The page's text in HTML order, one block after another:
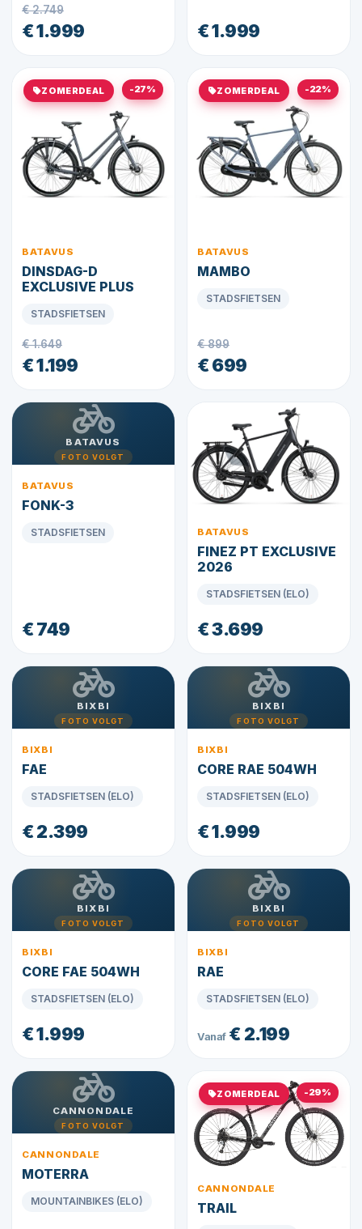
€ 2.749
€ 1.999 € 1.999
ZOMERDEAL -27%
BATAVUS
DINSDAG-D
EXCLUSIVE PLUS
STADSFIETSEN
€ 1.649
€ 1.199
ZOMERDEAL -22%
BATAVUS
MAMBO
STADSFIETSEN
€ 899
€ 699
BATAVUS
FOTO VOLGT
BATAVUS
FONK-3
STADSFIETSEN
€ 749
BATAVUS
FINEZ PT EXCLUSIVE
2026
STADSFIETSEN (ELO)
€ 3.699
BIXBI
FOTO VOLGT
BIXBI
FAE
STADSFIETSEN (ELO)
€ 2.399
BIXBI
FOTO VOLGT
BIXBI
CORE RAE 504WH
STADSFIETSEN (ELO)
€ 1.999
BIXBI
FOTO VOLGT
BIXBI
CORE FAE 504WH
STADSFIETSEN (ELO)
€ 1.999
BIXBI
FOTO VOLGT
BIXBI
RAE
STADSFIETSEN (ELO)
Vanaf€ 2.199
CANNONDALE
FOTO VOLGT
CANNONDALE
MOTERRA
MOUNTAINBIKES (ELO)
ZOMERDEAL -29%
CANNONDALE
TRAIL